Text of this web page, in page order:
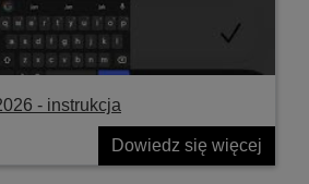
- instrukcja
Dowiedz się więcej